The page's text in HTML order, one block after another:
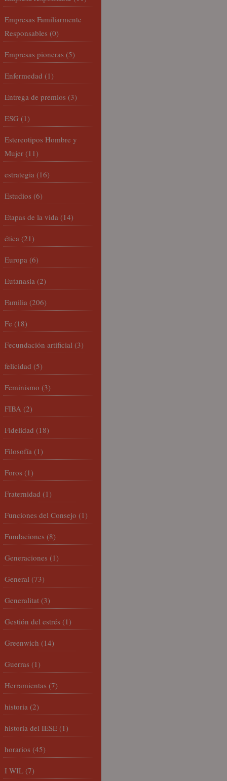
Empresas Familiarmente
Responsables (0)
Empresas pioneras (5)
Enfermedad (1)
Entrega de premios (3)
ESG (1)
Estereotipos Hombre y
Mujer (11)
estrategia (16)
Estudios (6)
Etapas de la vida (14)
ética (21)
Europa (6)
Eutanasia (2)
Familia (206)
Fe (18)
Fecundación artificial (3)
felicidad (5)
Feminismo (3)
FIBA (2)
Fidelidad (18)
Filosofía (1)
Foros (1)
Fraternidad (1)
Funciones del Consejo (1)
Fundaciones (8)
Generaciones (1)
General (73)
Generalitat (3)
Gestión del estrés (1)
Greenwich (14)
Guerras (1)
Herramientas (7)
historia (2)
historia del IESE (1)
horarios (45)
I WIL (7)